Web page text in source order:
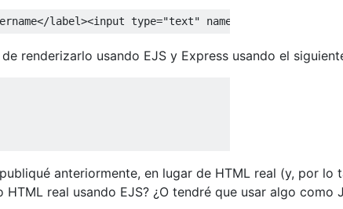
</label><input type="text" name="username"
renderizarlo usando EJS y Express usando el
anteriormente, en lugar de HTML real (y, por
real usando EJS? ¿O tendré que usar algo como